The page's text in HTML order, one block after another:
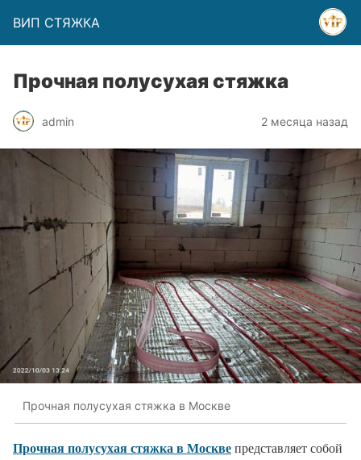
ВИП СТЯЖКА
Прочная полусухая стяжка
admin 2 месяца назад
Прочная полусухая стяжка в Москве
Прочная полусухая стяжка в Москвепредставляет собой